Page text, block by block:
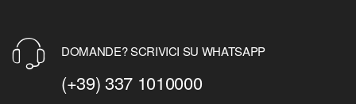
DOMANDE? SCRIVICI SU WHATSAPP
(+39) 337 1010000